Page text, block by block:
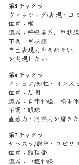
第5チャクラ
ヴィッシュダ/表現・コ
位置：喉
臓器：呼吸器系、甲状腺
不調：甲状腺
自己表現力を高めたい
を実現したい
第6チャクラ
アジュナ/知性・インス
位置：眉間
臓器：自律神経、松果体
不調：眼球
直感力・洞察力を磨き
第7チャクラ
サハスラ/叡智・スピリ
位置：頭頂部
臓器：中枢神経